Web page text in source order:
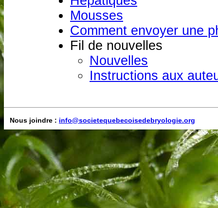
Mousses
Comment envoyer une
Fil de nouvelles
Nouvelles
Instructions aux
Nous joindre : info@societequebecoisedebryologie.org
© 2026,